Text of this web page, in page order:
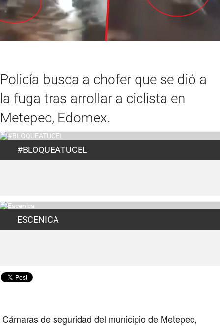
Policía busca a chofer que se dió a
la fuga tras arrollar a ciclista en
Metepec, Edomex.
#BLOQUEATUCEL
ESCENICA
Cámaras de seguridad del municipio de Metepec,